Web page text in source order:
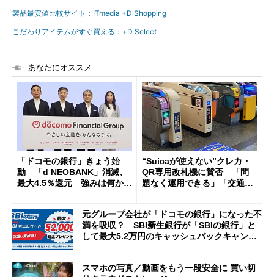
製品最安値比較サイト：ITmedia +D Shopping
こだわりアイテムがすぐ買える：+D Select
あなたにオススメ
「ドコモの銀行」きょう始
動 「d NEOBANK」消滅、
最大4.5％還元 強みは何か解
“Suicaが使えない”クレカ・
QR専用改札機に賛否 「問
題なく運用できる」「交通系I
元グループ会社が「ドコモの銀行」になった不
満を吸収？ SBI新生銀行が「SBIの銀行」と
して最大5.2万円のキャッシュバックキャンペ
スマホの写真／動画をもう一段安全に 買い切